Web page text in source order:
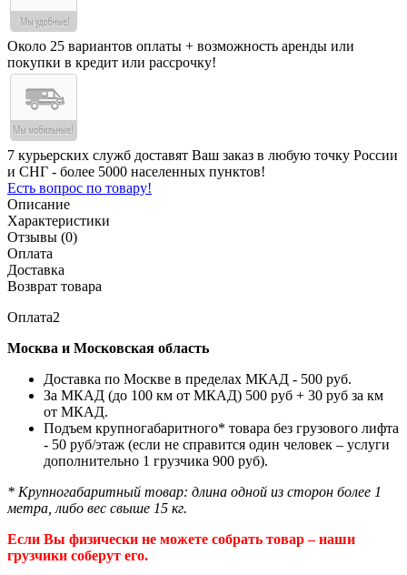
Около 25 вариантов оплаты + возможность аренды или
покупки в кредит или рассрочку!
7 курьерских служб доставят Ваш заказ в любую точку России
и СНГ - более 5000 населенных пунктов!
Есть вопрос по товару!
Описание
Характеристики
Отзывы (0)
Оплата
Доставка
Возврат товара
Оплата2
Москва и Московская область
Доставка по Москве в пределах МКАД - 500 руб.
За МКАД (до 100 км от МКАД) 500 руб + 30 руб за км
от МКАД.
Подъем крупногабаритного* товара без грузового лифта
- 50 руб/этаж (если не справится один человек – услуги
дополнительно 1 грузчика 900 руб).
* Крупногабаритный товар: длина одной из сторон более 1
метра, либо вес свыше 15 кг.
Если Вы физически не можете собрать товар – наши
грузчики соберут его.